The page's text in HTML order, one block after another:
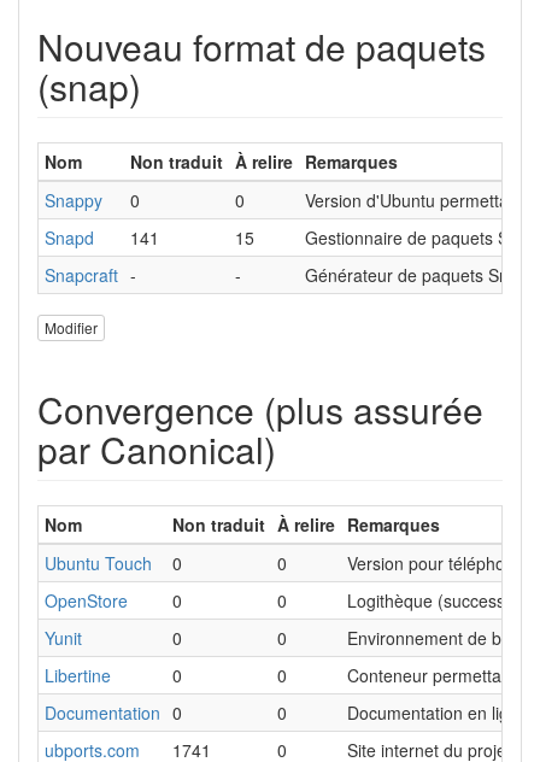
Nouveau format de paquets
(snap)
Nom Non traduit À relire Remarques
Snappy
0 0
Version d'Ubuntu permettant
Snapd
141 15
Gestionnaire de paquets Snap
Snapcraft - - Générateur de paquets Snap
Modifier
Convergence (plus assurée
par Canonical)
Nom Non traduit À relire Remarques
Ubuntu Touch
0 0
Version pour
OpenStore
0 0
Logithèque (successeur
Yunit
0 0
Environnement de
Libertine
0 0
Conteneur permettant
Documentation 0 0
Documentation en ligne
ubports.com
1741 0 Site internet du projet